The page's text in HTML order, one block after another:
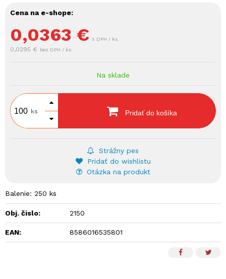
Cena na e-shope:
0,0363 € s DPH / ks
0,0295 € bez DPH / ks
Na sklade
ks Pridať do košíka
Strážny pes
Pridať do wishlistu
Otázka na produkt
Balenie: 250 ks
Obj. čislo: 2150
EAN: 8586016535801